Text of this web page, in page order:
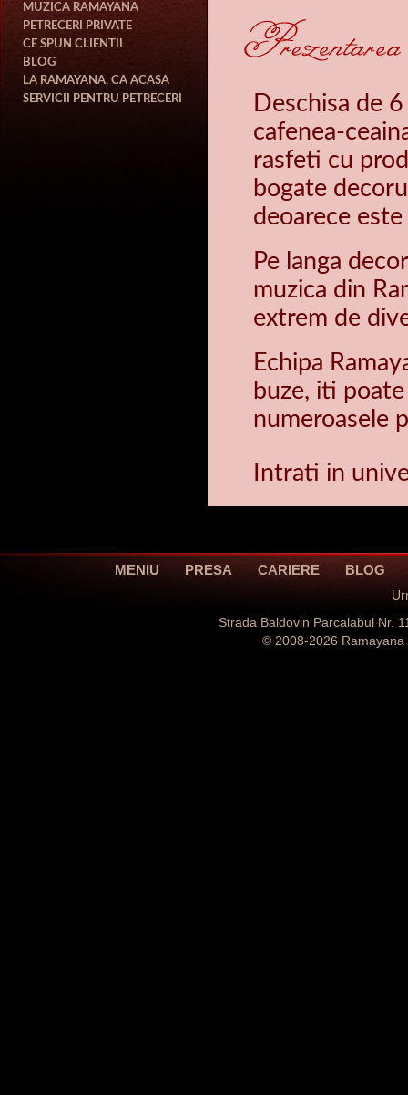
MUZICA RAMAYANA
PETRECERI PRIVATE
CE SPUN CLIENTII
BLOG
LA RAMAYANA, CA ACASA
SERVICII PENTRU PETRECERI
Deschisa de
cafenea-
rasfeti cu
bogate
deoarece
Pe langa
muzica din
extrem de
Echipa
buze, iti
numeroasele
Intrati in
MENIU PRESA CARIERE BLOG
Strada Baldovin Parcalabul
© 2008-2026